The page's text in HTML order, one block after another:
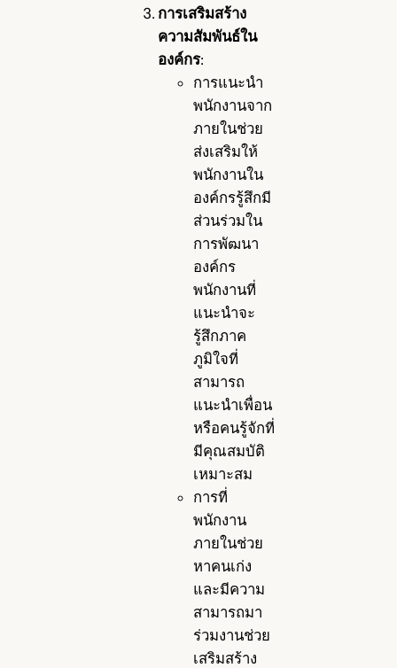
การเสริมสร้าง
ความสัมพันธ์ใน
องค์กร:
การแนะนำ
พนักงานจาก
ภายในช่วย
ส่งเสริมให้
พนักงานใน
องค์กรรู้สึกมี
ส่วนร่วมใน
การพัฒนา
องค์กร
พนักงานที่
แนะนำจะ
รู้สึกภาค
ภูมิใจที่
สามารถ
แนะนำเพื่อน
หรือคนรู้จักที่
มีคุณสมบัติ
เหมาะสม
การที่
พนักงาน
ภายในช่วย
หาคนเก่ง
และมีความ
สามารถมา
ร่วมงานช่วย
เสริมสร้าง